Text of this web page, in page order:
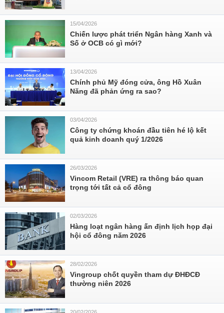
15/04/2026
Chiến lược phát triển Ngân hàng Xanh và
Số ở OCB có gì mới?
13/04/2026
Chính phủ Mỹ đóng cửa, ông Hồ Xuân
Năng đã phản ứng ra sao?
03/04/2026
Công ty chứng khoán đầu tiên hé lộ kết
quả kinh doanh quý 1/2026
26/03/2026
Vincom Retail (VRE) ra thông báo quan
trọng tới tất cả cổ đông
02/03/2026
Hàng loạt ngân hàng ấn định lịch họp đại
hội cổ đông năm 2026
28/02/2026
Vingroup chốt quyền tham dự ĐHĐCĐ
thường niên 2026